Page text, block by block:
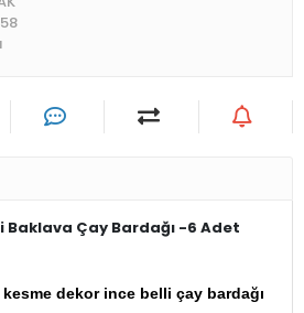
Baklava Çay Bardağı -6 Adet
dekor ince belli çay bardağı